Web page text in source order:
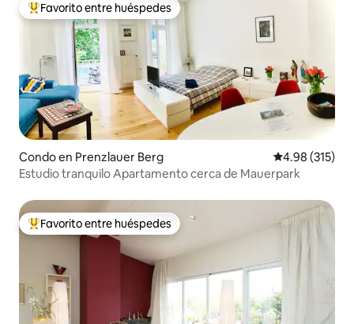
Favorito entre huéspedes preferido
Favorito entre huéspedes
Condo en Prenzlauer Berg Calificación
4.98 (315)
Estudio tranquilo Apartamento cerca de Mauerpark
Favorito entre huéspedes preferido
Favorito entre huéspedes